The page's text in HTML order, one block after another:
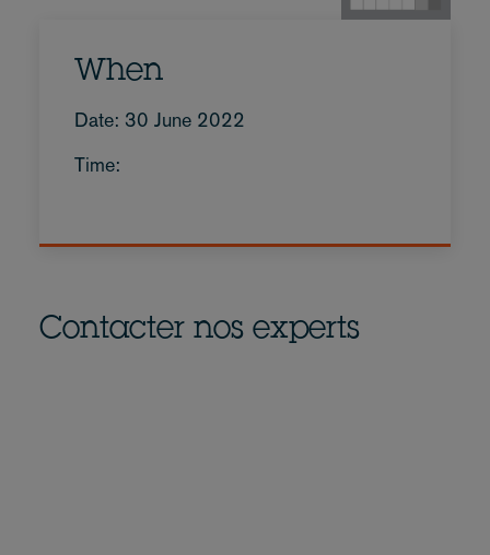
When
Date: 30 June 2022
Time:
Contacter nos experts